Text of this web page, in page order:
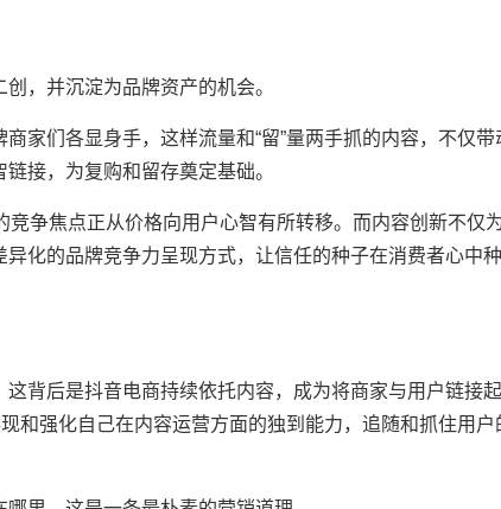
，并沉淀为品牌资产的机会。
们各显身手，这样流量和“留”量两手抓的内容，不仅带
接，为复购和留存奠定基础。
争焦点正从价格向用户心智有所转移。而内容创新不仅
化的品牌竞争力呈现方式，让信任的种子在消费者心中种
后是抖音电商持续依托内容，成为将商家与用户链接
和强化自己在内容运营方面的独到能力，追随和抓住用户